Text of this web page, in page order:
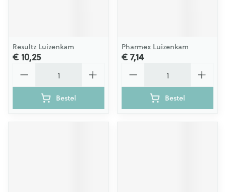
Resultz Luizenkam
€ 10,25
Bestel
Pharmex Luizenkam
€ 7,14
Bestel